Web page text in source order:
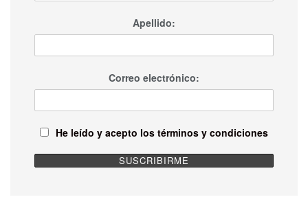
Apellido:
Correo electrónico:
He leído y acepto los términos y condiciones